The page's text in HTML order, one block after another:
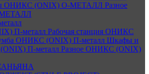
ОНИКС (ONIX) O-МЕТАЛЛ Разное
П-металл Рабочая станция ОНИКС
ОНИКС (ONIX) П-металл Шкафы и
П-металл Разное ОНИКС (ONIX)